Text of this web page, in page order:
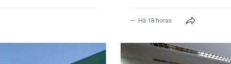
Há 18 horas